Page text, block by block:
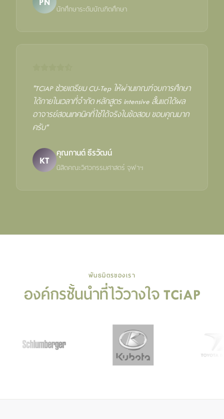
นักศึกษาระดับบัณฑิตศึกษา
"TCiAP ช่วยเตรียม CU-Tep ให้ผ่านเกณฑ์จบการศึกษา
ได้ภายในเวลาที่จำกัด หลักสูตร intensive สั้นแต่ได้ผล
อาจารย์สอนเทคนิคที่ใช้ได้จริงในข้อสอบ ขอบคุณมาก
ครับ"
KT คุณกานต์ ธีรวัฒน์
นิสิตคณะวิศวกรรมศาสตร์ จุฬาฯ
พันธมิตรของเรา
องค์กรชั้นนำที่ไว้วางใจ TCiAP